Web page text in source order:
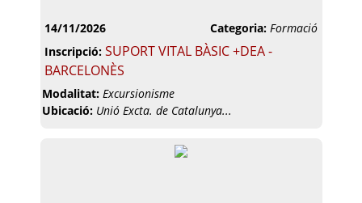
14/11/2026 Categoria: Formació
Inscripció: SUPORT VITAL BÀSIC +DEA -
BARCELONÈS
Modalitat: Excursionisme
Ubicació: Unió Excta. de Catalunya...